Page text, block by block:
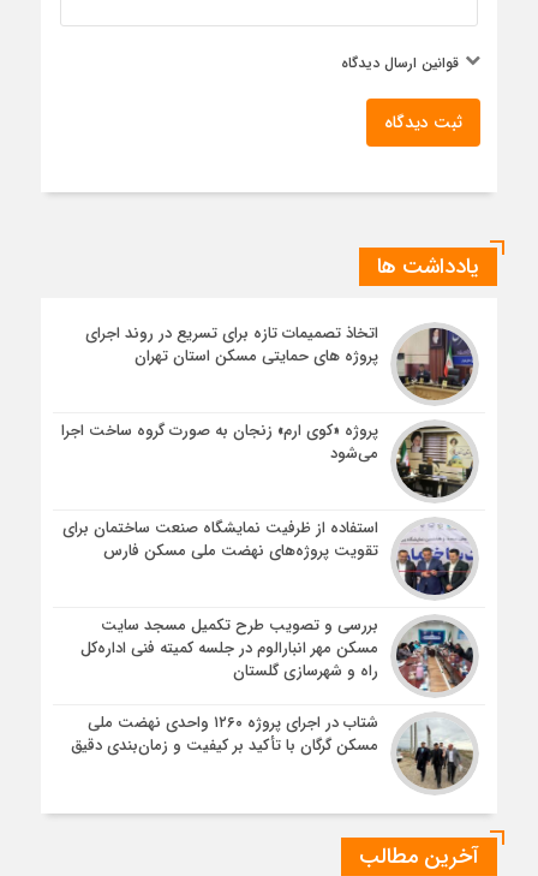
قوانین ارسال دیدگاه
ثبت دیدگاه
یادداشت ها
اتخاذ تصمیمات تازه برای تسریع در روند اجرای
پروژه های حمایتی مسکن استان تهران
پروژه «کوی ارم» زنجان به صورت گروه ساخت اجرا
می‌شود
استفاده از ظرفیت نمایشگاه صنعت ساختمان برای
تقویت پروژه‌های نهضت ملی مسکن فارس
بررسی و تصویب طرح تکمیل مسجد سایت
مسکن مهر انبارالوم در جلسه کمیته فنی اداره‌کل
راه و شهرسازی گلستان
شتاب در اجرای پروژه ۱۲۶۰ واحدی نهضت ملی
مسکن گرگان با تأکید بر کیفیت و زمان‌بندی دقیق
آخرین مطالب